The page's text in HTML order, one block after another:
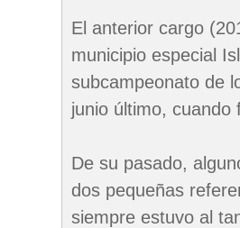
El anterior cargo
municipio especial
subcampeonato de
junio último, cuando
De su pasado,
dos pequeñas
siempre estuvo al